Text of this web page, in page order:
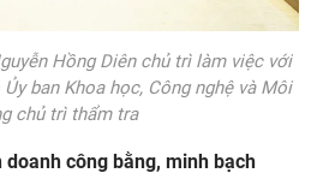
Hồng Diên chủ trì làm việc với
ban Khoa học, Công nghệ và Môi
chủ trì thẩm tra
công bằng, minh bạch